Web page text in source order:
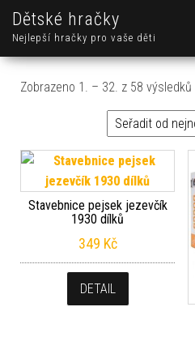
Dětské hračky
Nejlepší hračky pro vaše děti
Zobrazeno 1. – 32. z 58 výsledků
Stavebnice pejsek jezevčík
1930 dílků
349 Kč
DETAIL